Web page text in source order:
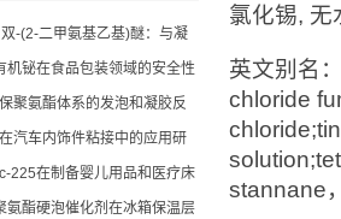
氯化锡, 无
英文别名
chloride
stannane
-(2-二甲氨基乙基)醚：与凝
用，可精确控制聚氨酯软泡
衡，优化泡孔结构和开孔率
机铋在食品包装领域的安全性
聚氨酯体系的发泡和凝胶反
性
汽车内饰件粘接中的应用研
225在制备婴儿用品和医疗床
氨酯硬泡催化剂在冰箱保温层